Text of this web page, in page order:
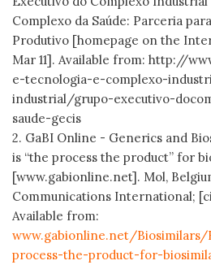
Complexo da Saúde: Parceria
Produtivo [homepage on the
Mar 11]. Available from: http://
e-tecnologia-e-complexo-
industrial/grupo-executivo-
saude-gecis
2. GaBI Online - Generics and
is “the process the product” for
[www.gabionline.net]. Mol,
Communications International;
Available from:
www.gabionline.net/
process-the-product-for-